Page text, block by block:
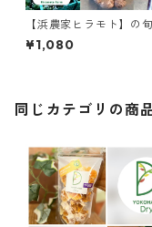
【浜農家ヒラモト】の
すすめ×SDGs野菜セット
¥1,080
同じカテゴリの商